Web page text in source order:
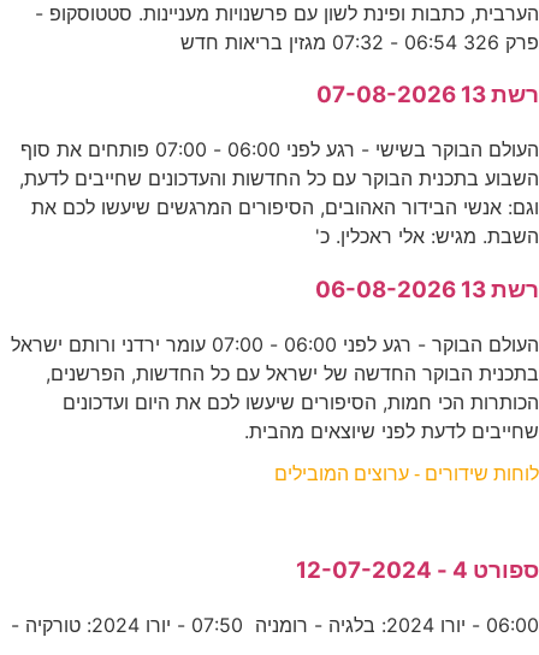
הערבית, כתבות ופינת לשון עם פרשנויות מעניינות. סטטוסקופ -
פרק 326 06:54 - 07:32 מגזין בריאות חדש
רשת 13 07-08-2026
העולם הבוקר בשישי - רגע לפני 06:00 - 07:00 פותחים את סוף
השבוע בתכנית הבוקר עם כל החדשות והעדכונים שחייבים לדעת,
וגם: אנשי הבידור האהובים, הסיפורים המרגשים שיעשו לכם את
השבת. מגיש: אלי ראכלין. כ'
רשת 13 06-08-2026
העולם הבוקר - רגע לפני 06:00 - 07:00 עומר ירדני ורותם ישראל
בתכנית הבוקר החדשה של ישראל עם כל החדשות, הפרשנים,
הכותרות הכי חמות, הסיפורים שיעשו לכם את היום ועדכונים
שחייבים לדעת לפני שיוצאים מהבית.
לוחות שידורים - ערוצים המובילים
ספורט 4 - 12-07-2024
06:00 - יורו 2024: בלגיה - רומניה 07:50 - יורו 2024: טורקיה -